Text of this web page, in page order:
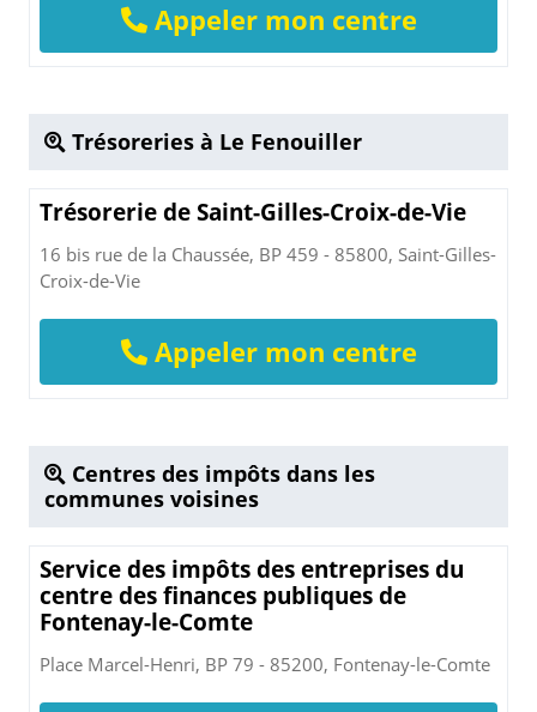
Appeler mon centre
Trésoreries à Le Fenouiller
Trésorerie de Saint-Gilles-Croix-de-Vie
16 bis rue de la Chaussée, BP 459 - 85800, Saint-Gilles-
Croix-de-Vie
Appeler mon centre
Centres des impôts dans les
communes voisines
Service des impôts des entreprises du
centre des finances publiques de
Fontenay-le-Comte
Place Marcel-Henri, BP 79 - 85200, Fontenay-le-Comte